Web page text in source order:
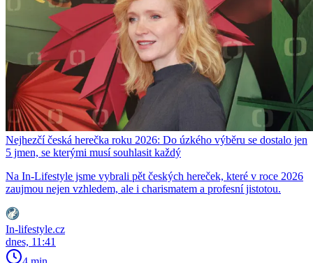
Nejhezčí česká herečka roku 2026: Do úzkého výběru se dostalo jen
5 jmen, se kterými musí souhlasit každý
Na In-Lifestyle jsme vybrali pět českých hereček, které v roce 2026
zaujmou nejen vzhledem, ale i charismatem a profesní jistotou.
In-lifestyle.cz
dnes, 11:41